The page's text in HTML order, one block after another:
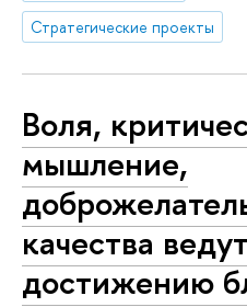
Стратегические проекты
Воля,
мышление,
качества
достижению